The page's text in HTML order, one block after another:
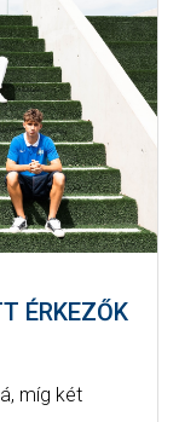
ÉRKEZŐK
míg két